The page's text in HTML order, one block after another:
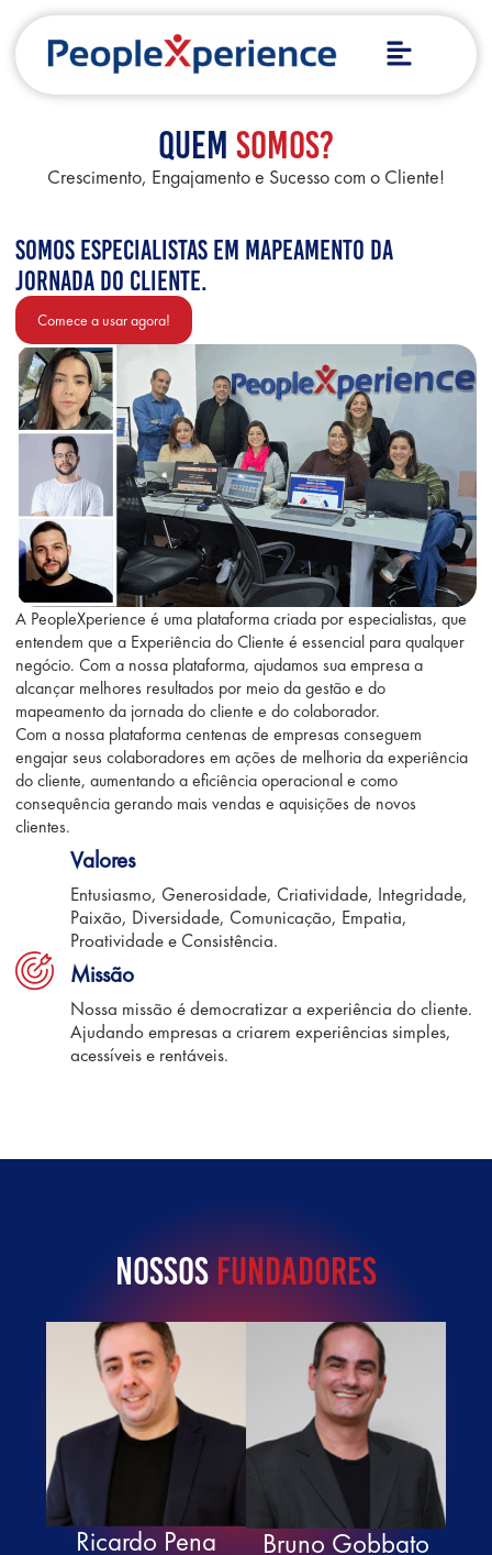
Quem Somos?
Crescimento, Engajamento e Sucesso com o Cliente!
Somos especialistas em Mapeamento da
Jornada do Cliente.
Comece a usar agora!
A PeopleXperience é uma plataforma criada por especialistas, que
entendem que a Experiência do Cliente é essencial para qualquer
negócio. Com a nossa plataforma, ajudamos sua empresa a
alcançar melhores resultados por meio da gestão e do
mapeamento da jornada do cliente e do colaborador.
Com a nossa plataforma centenas de empresas conseguem
engajar seus colaboradores em ações de melhoria da experiência
do cliente, aumentando a eficiência operacional e como
consequência gerando mais vendas e aquisições de novos
clientes.
Valores
Entusiasmo, Generosidade, Criatividade, Integridade,
Paixão, Diversidade, Comunicação, Empatia,
Proatividade e Consistência.
Missão
Nossa missão é democratizar a experiência do cliente.
Ajudando empresas a criarem experiências simples,
acessíveis e rentáveis.
NossosFundadores
Ricardo Pena Bruno Gobbato